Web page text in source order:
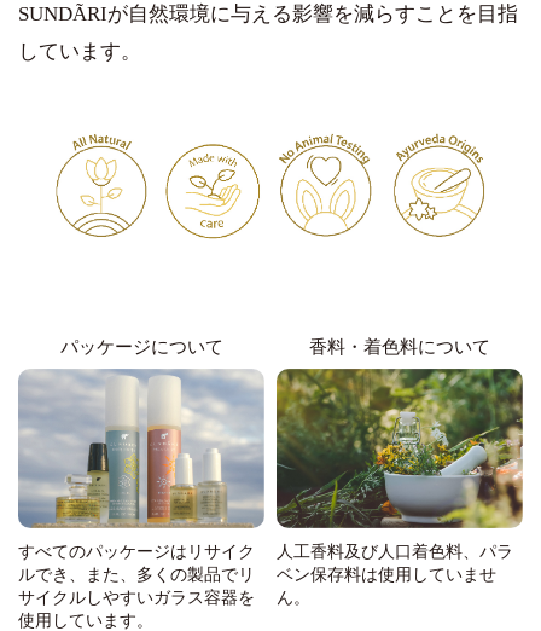
SUNDÃRIが自然環境に与える影響を減らすことを目指
しています。
パッケージについて
すべてのパッケージはリサイク
ルでき、また、多くの製品でリ
サイクルしやすいガラス容器を
使用しています。
香料・着色料について
人工香料及び人口着色料、パラ
ベン保存料は使用していませ
ん。